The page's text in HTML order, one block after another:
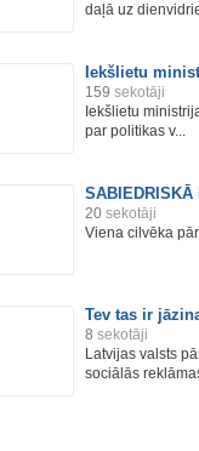
daļā uz
Iekšlietu
159 sekotāji
Iekšlietu
par politikas v...
SABIEDRISKĀ
20 sekotāji
Viena cilvēka
Tev tas ir
8 sekotāji
Latvijas valsts
sociālās